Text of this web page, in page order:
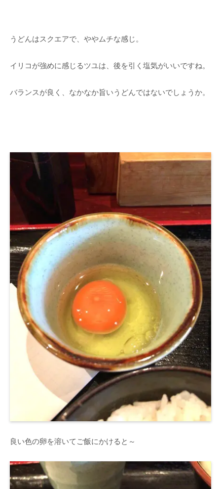
うどんはスクエアで、ややムチな感じ。
イリコが強めに感じるツユは、後を引く塩気がいいですね。
バランスが良く、なかなか旨いうどんではないでしょうか。
良い色の卵を溶いてご飯にかけると～